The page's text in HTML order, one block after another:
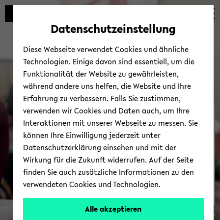
Automatische
vermeiden
skip
main
skip
main
skip
footer
Punk­tUm
© Uni­ver­si­tät Bie­le­feld
Datenschutzeinstellung
Diese Webseite verwendet Cookies und ähnliche
Technologien. Einige davon sind essentiell, um die
Funktionalität der Website zu gewährleisten,
während andere uns helfen, die Website und Ihre
Erfahrung zu verbessern. Falls Sie zustimmen,
verwenden wir Cookies und Daten auch, um Ihre
Interaktionen mit unserer Webseite zu messen. Sie
können Ihre Einwilligung jederzeit unter
Datenschutzerklärung einsehen und mit der
Wirkung für die Zukunft widerrufen. Auf der Seite
finden Sie auch zusätzliche Informationen zu den
verwendeten Cookies und Technologien.
Alle akzeptieren